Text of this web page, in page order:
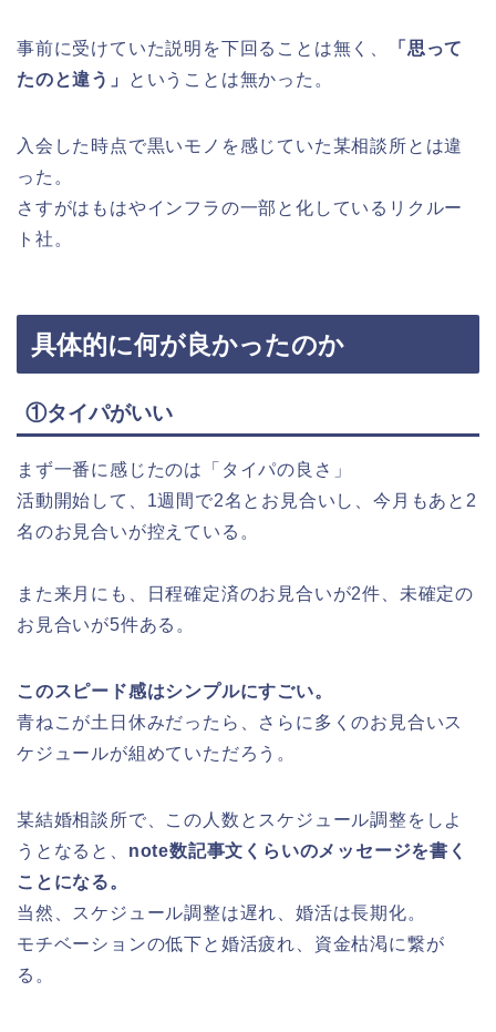
事前に受けていた説明を下回ることは無く、
「思って
たのと違う」
ということは無かった。
入会した時点で黒いモノを感じていた某相談所とは違
った。
さすがはもはやインフラの一部と化しているリクルー
ト社。
具体的に何が良かったのか
①タイパがいい
まず一番に感じたのは「タイパの良さ」
活動開始して、1週間で2名とお見合いし、今月もあと2
名のお見合いが控えている。
また来月にも、日程確定済のお見合いが2件、未確定の
お見合いが5件ある。
このスピード感はシンプルにすごい。
青ねこが土日休みだったら、さらに多くのお見合いス
ケジュールが組めていただろう。
某結婚相談所で、この人数とスケジュール調整をしよ
うとなると、 note数記事文くらいのメッセージを書く
ことになる。
当然、スケジュール調整は遅れ、婚活は長期化。
モチベーションの低下と婚活疲れ、資金枯渇に繋が
る。